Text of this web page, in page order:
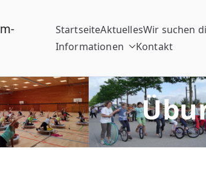
StartseiteAktuellesWir suchen
Informationen
Kontakt